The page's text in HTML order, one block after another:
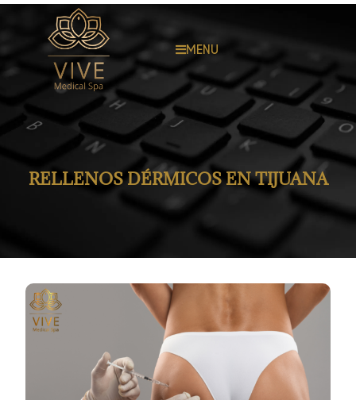
MENU
RELLENOS DÉRMICOS EN TIJUANA